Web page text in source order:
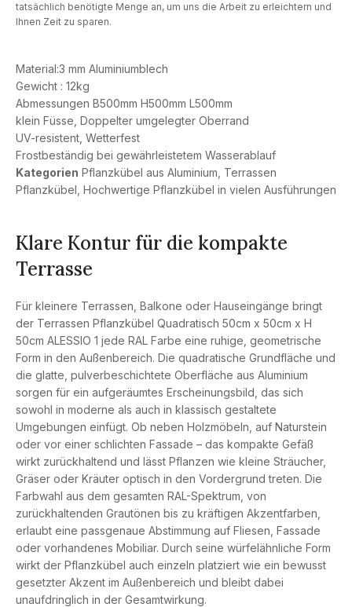
Material:3 mm Aluminiumblech
Gewicht : 12kg
Abmessungen B500mm H500mm L500mm
klein Füsse, Doppelter umgelegter Oberrand
UV-resistent, Wetterfest
Frostbeständig bei gewährleistetem Wasserablauf
Kategorien Pflanzkübel aus Aluminium Terrassen
Pflanzkübel Hochwertige Pflanzkübel in vielen Ausführungen
Klare Kontur für die kompakte
Terrasse
Für kleinere Terrassen, Balkone oder Hauseingänge bringt
der Terrassen Pflanzkübel Quadratisch 50cm x 50cm x H
50cm ALESSIO 1 jede RAL Farbe eine ruhige, geometrische
Form in den Außenbereich. Die quadratische Grundfläche und
die glatte, pulverbeschichtete Oberfläche aus Aluminium
sorgen für ein aufgeräumtes Erscheinungsbild, das sich
sowohl in moderne als auch in klassisch gestaltete
Umgebungen einfügt. Ob neben Holzmöbeln, auf Naturstein
oder vor einer schlichten Fassade – das kompakte Gefäß
wirkt zurückhaltend und lässt Pflanzen wie kleine Sträucher,
Gräser oder Kräuter optisch in den Vordergrund treten. Die
Farbwahl aus dem gesamten RAL-Spektrum, von
zurückhaltenden Grautönen bis zu kräftigen Akzentfarben,
erlaubt eine passgenaue Abstimmung auf Fliesen, Fassade
oder vorhandenes Mobiliar. Durch seine würfelähnliche Form
wirkt der Pflanzkübel auch einzeln platziert wie ein bewusst
gesetzter Akzent im Außenbereich und bleibt dabei
unaufdringlich in der Gesamtwirkung.
tatsächlich benötigte Menge an, um uns die Arbeit zu erleichtern und
Ihnen Zeit zu sparen.